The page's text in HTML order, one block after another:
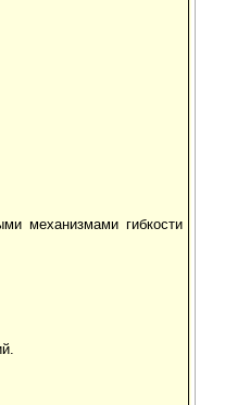
механизмами гибкости